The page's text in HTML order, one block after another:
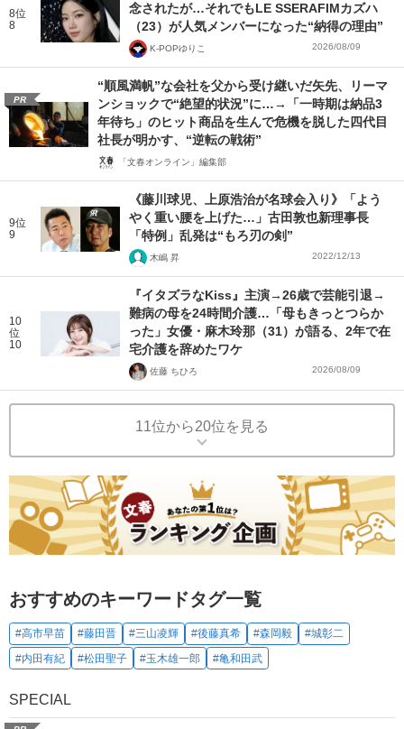
8位
8
念されたが…それでもLE SSERAFIMカズハ
（23）が人気メンバーになった“納得の理由”
K-POPゆりこ 2026/08/09
PR
“順風満帆”な会社を父から受け継いだ矢先、リーマ
ンショックで“絶望的状況”に…→「一時期は納品3
年待ち」のヒット商品を生んで危機を脱した四代目
社長が明かす、“逆転の戦術”
「文春オンライン」編集部
9位
9
《藤川球児、上原浩治が名球会入り》「よう
やく重い腰を上げた…」古田敦也新理事長
「特例」乱発は“もろ刃の剣”
木嶋 昇 2022/12/13
10
位
10
『イタズラなKiss』主演→26歳で芸能引退→
難病の母を24時間介護…「母もきっとつらか
った」女優・麻木玲那（31）が語る、2年で在
宅介護を辞めたワケ
佐藤 ちひろ 2026/08/09
11位から20位を見る
おすすめのキーワードタグ一覧
#高市早苗 #藤田晋 #三山凌輝 #後藤真希 #森岡毅
#城彰二
#内田有紀
#松田聖子 #玉木雄一郎 #亀和田武
SPECIAL